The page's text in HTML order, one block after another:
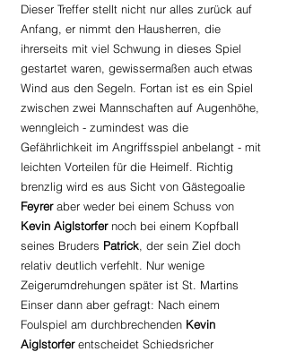
Dieser Treffer stellt nicht nur alles zurück auf
Anfang, er nimmt den Hausherren, die
ihrerseits mit viel Schwung in dieses Spiel
gestartet waren, gewissermaßen auch etwas
Wind aus den Segeln. Fortan ist es ein Spiel
zwischen zwei Mannschaften auf Augenhöhe,
wenngleich - zumindest was die
Gefährlichkeit im Angriffsspiel anbelangt - mit
leichten Vorteilen für die Heimelf. Richtig
brenzlig wird es aus Sicht von Gästegoalie
Feyrer aber weder bei einem Schuss von
Kevin Aiglstorfer noch bei einem Kopfball
seines Bruders Patrick, der sein Ziel doch
relativ deutlich verfehlt. Nur wenige
Zeigerumdrehungen später ist St. Martins
Einser dann aber gefragt: Nach einem
Foulspiel am durchbrechenden Kevin
Aiglstorfer entscheidet Schiedsricher